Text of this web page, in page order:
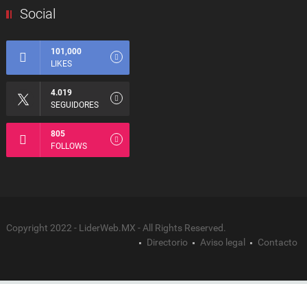
Social
101,000
LIKES
4.019
SEGUIDORES
805
FOLLOWS
Copyright 2022 - LiderWeb.MX - All Rights Reserved.
Directorio
Aviso legal Contacto